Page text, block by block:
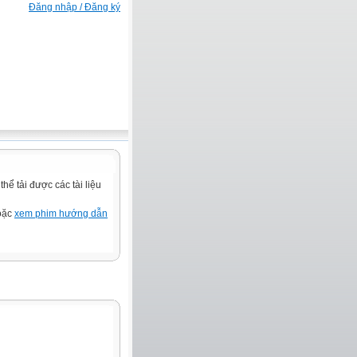
Đăng nhập / Đăng ký
tải được các tài liệu
xem phim hướng dẫn